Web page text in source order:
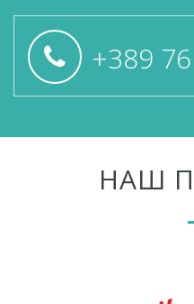
+389
НАШ